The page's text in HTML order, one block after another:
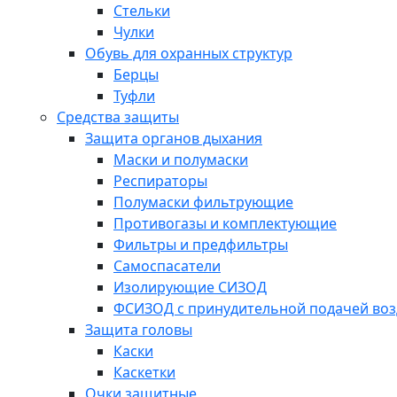
Стельки
Чулки
Обувь для охранных структур
Берцы
Туфли
Средства защиты
Защита органов дыхания
Маски и полумаски
Респираторы
Полумаски фильтрующие
Противогазы и комплектующие
Фильтры и предфильтры
Самоспасатели
Изолирующие СИЗОД
ФСИЗОД с принудительной подачей
Защита головы
Каски
Каскетки